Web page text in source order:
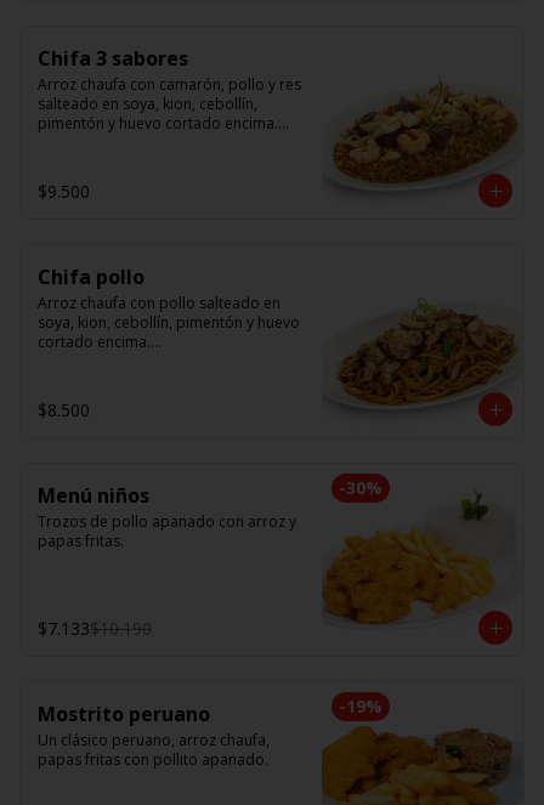
Chifa 3 sabores
Arroz chaufa con camarón, pollo y res
salteado en soya, kion, cebollín,
pimentón y huevo cortado encima.
salteado en soya, cebollín, tomate y
cebolla morada.
$9.500
Chifa pollo
Arroz chaufa con pollo salteado en
soya, kion, cebollín, pimentón y huevo
cortado encima.
cebollín, tomate y cebolla morada.
$8.500
-30%
Menú niños
Trozos de pollo apanado con arroz y
papas fritas.
$7.133$10.190
-19%
Mostrito peruano
Un clásico peruano, arroz chaufa,
papas fritas con pollito apanado.